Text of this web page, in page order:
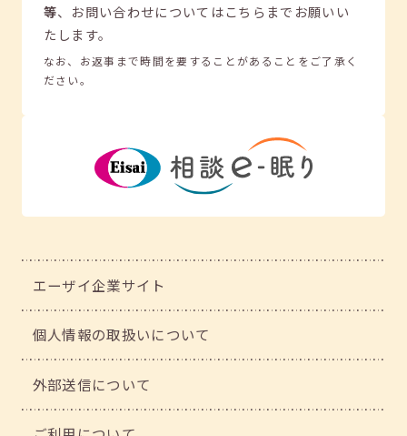
等、 お問い合わせについてはこちらまでお願いい
たします。
なお、お返事まで時間を要することがあることをご了承く
ださい。
エーザイ企業サイト
個人情報の取扱いについて
外部送信について